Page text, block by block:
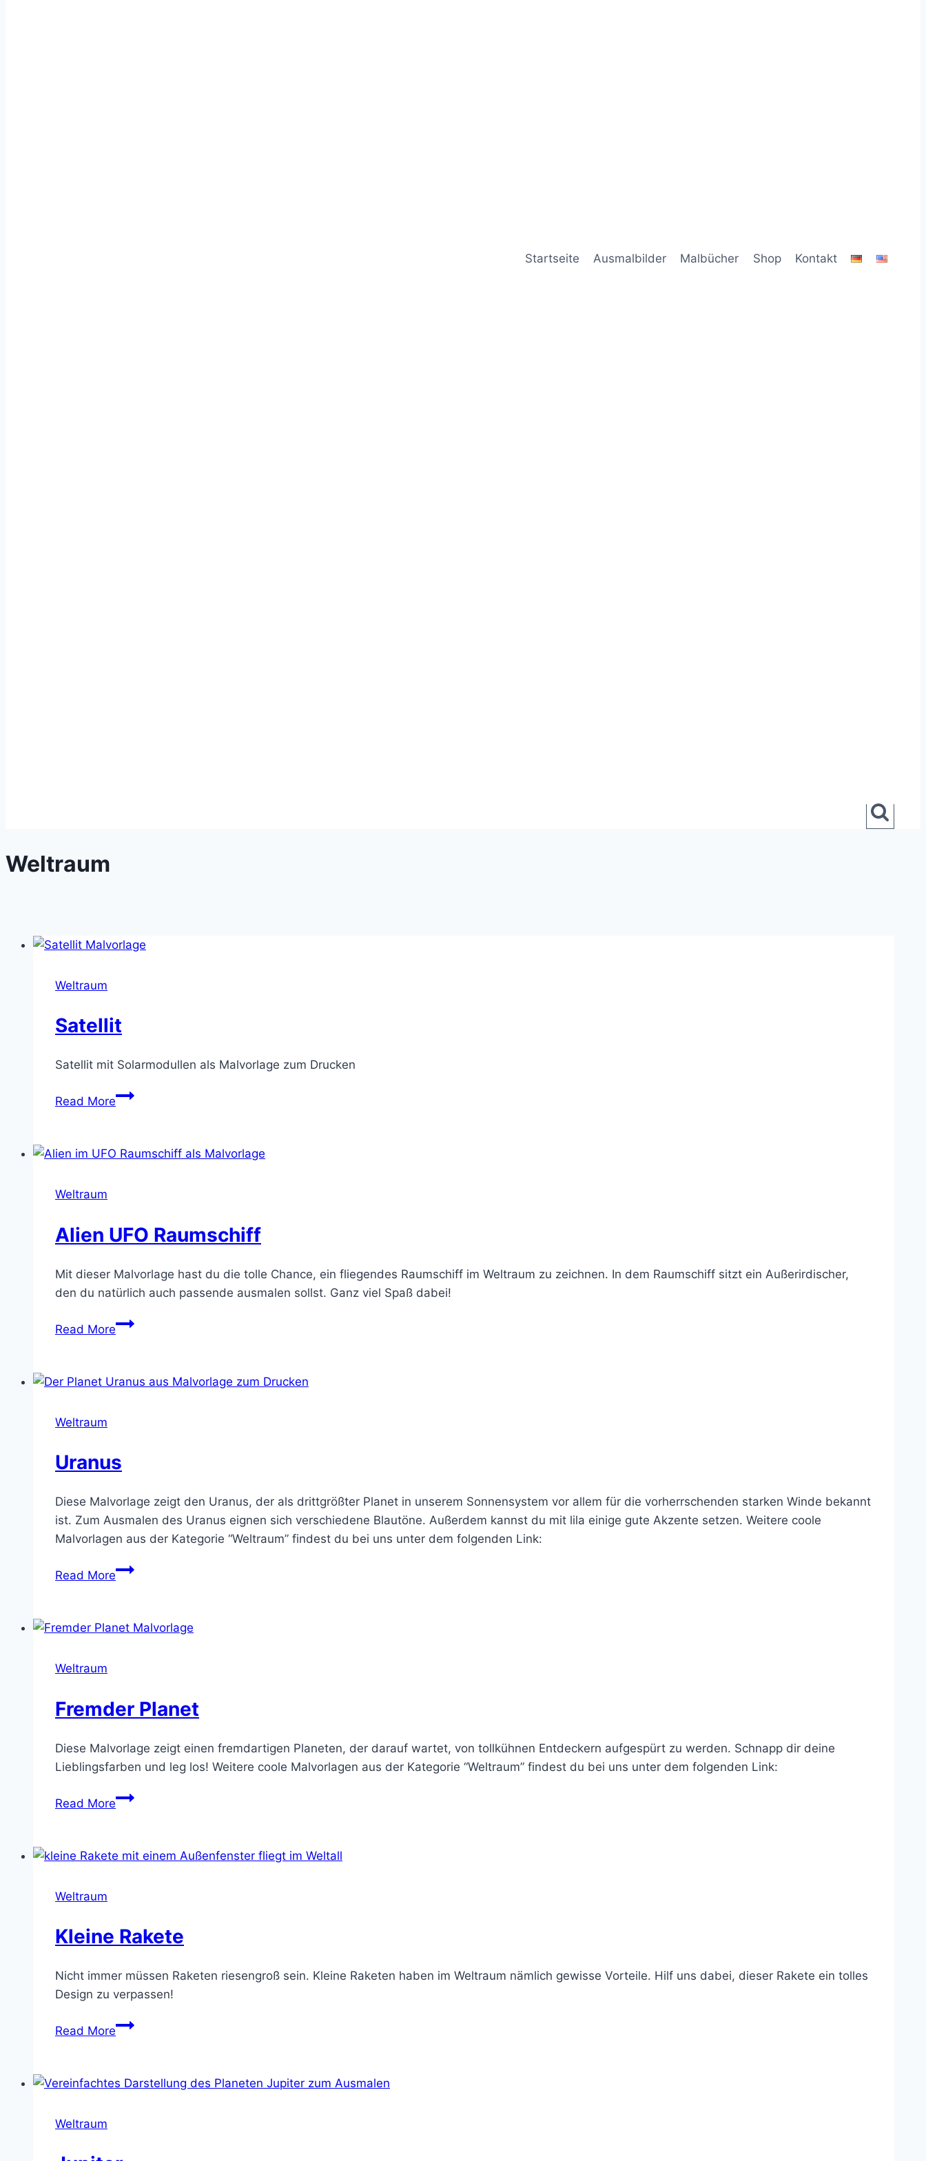
Startseite Ausmalbilder Malbücher Shop Kontakt
Weltraum
Weltraum
Satellit
Satellit mit Solarmodullen als Malvorlage zum Drucken
Read MoreSatellit
Weltraum
Alien UFO Raumschiff
Mit dieser Malvorlage hast du die tolle Chance, ein fliegendes Raumschiff im Weltraum zu zeichnen. In dem Raumschiff sitzt ein Außerirdischer,
den du natürlich auch passende ausmalen sollst. Ganz viel Spaß dabei!
Read MoreAlien
Weltraum
Uranus
Diese Malvorlage zeigt den Uranus, der als drittgrößter Planet in unserem Sonnensystem vor allem für die vorherrschenden starken Winde bekannt
ist. Zum Ausmalen des Uranus eignen sich verschiedene Blautöne. Außerdem kannst du mit lila einige gute Akzente setzen. Weitere coole
Malvorlagen aus der Kategorie “Weltraum” findest du bei uns unter dem folgenden Link:
Read MoreUranus
Weltraum
Fremder Planet
Diese Malvorlage zeigt einen fremdartigen Planeten, der darauf wartet, von tollkühnen Entdeckern aufgespürt zu werden. Schnapp dir deine
Lieblingsfarben und leg los! Weitere coole Malvorlagen aus der Kategorie “Weltraum” findest du bei uns unter dem folgenden Link:
Read MoreFremder
Weltraum
Kleine Rakete
Nicht immer müssen Raketen riesengroß sein. Kleine Raketen haben im Weltraum nämlich gewisse Vorteile. Hilf uns dabei, dieser Rakete ein tolles
Design zu verpassen!
Read MoreKleine
Weltraum